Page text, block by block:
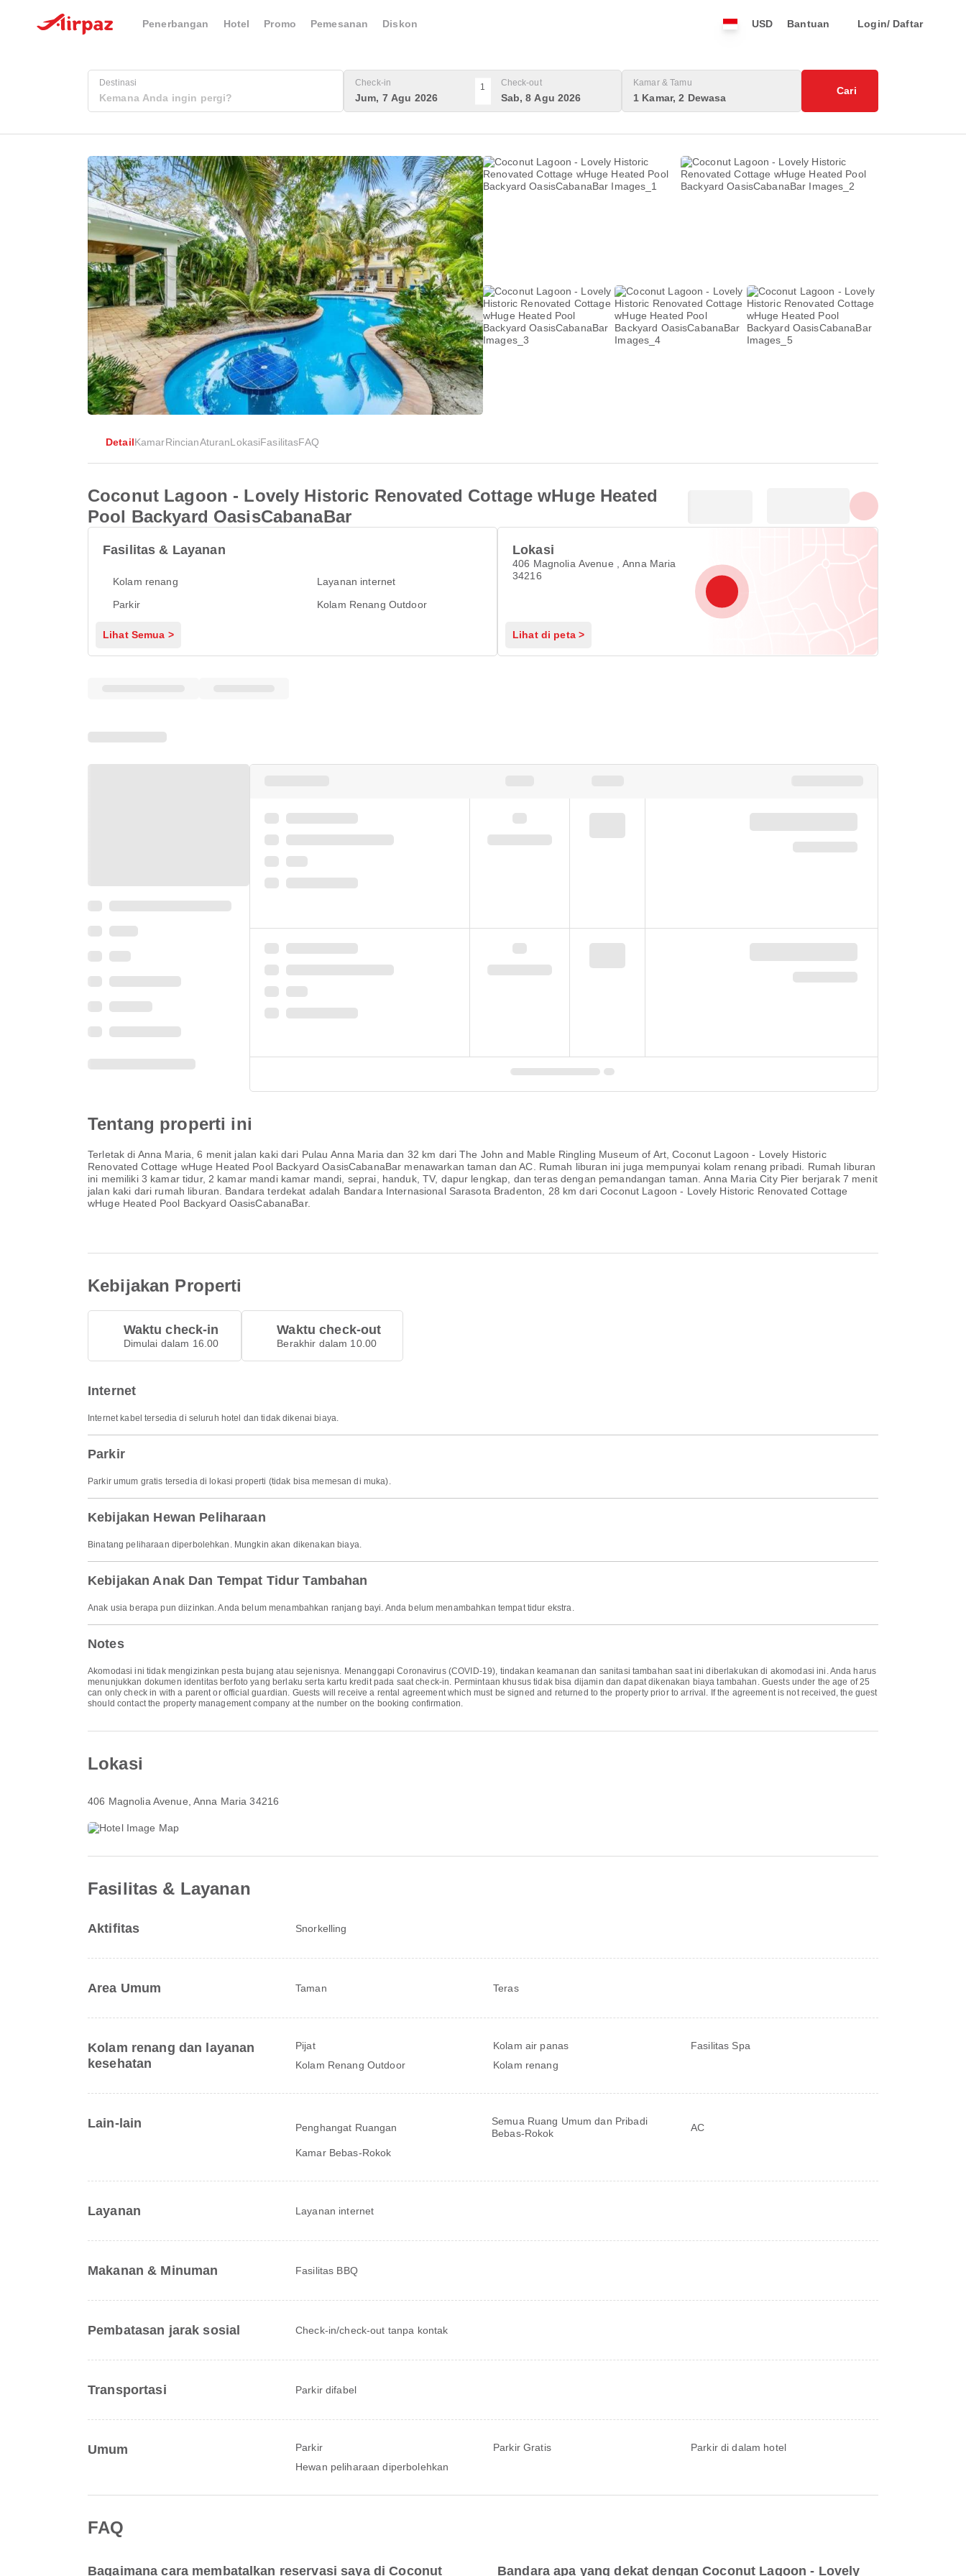
Penerbangan Hotel Promo Pemesanan Diskon USD Bantuan Login/ Daftar
Destinasi Check-in
Jum, 7 Agu 2026
1 Check-out
Sab, 8 Agu 2026
Kamar & Tamu
1 Kamar, 2 Dewasa
Cari
DetailKamarRincianAturanLokasiFasilitasFAQ
Coconut Lagoon - Lovely Historic Renovated Cottage wHuge Heated
Pool Backyard OasisCabanaBar
Fasilitas & Layanan
Kolam renang
Layanan internet
Parkir
Kolam Renang Outdoor
Lihat Semua >
Lokasi
406 Magnolia Avenue , Anna Maria
34216
Lihat di peta >
Tentang properti ini
Terletak di Anna Maria, 6 menit jalan kaki dari Pulau Anna Maria dan 32 km dari The John and Mable Ringling Museum of Art, Coconut Lagoon - Lovely Historic
Renovated Cottage wHuge Heated Pool Backyard OasisCabanaBar menawarkan taman dan AC. Rumah liburan ini juga mempunyai kolam renang pribadi. Rumah liburan
ini memiliki 3 kamar tidur, 2 kamar mandi kamar mandi, seprai, handuk, TV, dapur lengkap, dan teras dengan pemandangan taman. Anna Maria City Pier berjarak 7 menit
jalan kaki dari rumah liburan. Bandara terdekat adalah Bandara Internasional Sarasota Bradenton, 28 km dari Coconut Lagoon - Lovely Historic Renovated Cottage
wHuge Heated Pool Backyard OasisCabanaBar.
Kebijakan Properti
Waktu check-in
Dimulai dalam 16.00
Waktu check-out
Berakhir dalam 10.00
Internet
Internet kabel tersedia di seluruh hotel dan tidak dikenai biaya.
Parkir
Parkir umum gratis tersedia di lokasi properti (tidak bisa memesan di muka).
Kebijakan Hewan Peliharaan
Binatang peliharaan diperbolehkan. Mungkin akan dikenakan biaya.
Kebijakan Anak Dan Tempat Tidur Tambahan
Anak usia berapa pun diizinkan. Anda belum menambahkan ranjang bayi. Anda belum menambahkan tempat tidur ekstra.
Notes
Akomodasi ini tidak mengizinkan pesta bujang atau sejenisnya. Menanggapi Coronavirus (COVID-19), tindakan keamanan dan sanitasi tambahan saat ini diberlakukan di akomodasi ini. Anda harus
menunjukkan dokumen identitas berfoto yang berlaku serta kartu kredit pada saat check-in. Permintaan khusus tidak bisa dijamin dan dapat dikenakan biaya tambahan. Guests under the age of 25
can only check in with a parent or official guardian. Guests will receive a rental agreement which must be signed and returned to the property prior to arrival. If the agreement is not received, the guest
should contact the property management company at the number on the booking confirmation.
Lokasi
406 Magnolia Avenue , Anna Maria 34216
Fasilitas & Layanan
Aktifitas Snorkelling
Area Umum Taman Teras
Kolam renang dan layanan
kesehatan
Pijat Kolam air panas
Fasilitas Spa
Kolam Renang Outdoor
Kolam renang
Lain-lain Penghangat Ruangan
Semua Ruang Umum dan Pribadi
Bebas-Rokok
AC
Kamar Bebas-Rokok
Layanan Layanan internet
Makanan & Minuman Fasilitas BBQ
Pembatasan jarak sosial Check-in/check-out tanpa kontak
Transportasi Parkir difabel
Umum Parkir Parkir Gratis
Parkir di dalam hotel
Hewan peliharaan diperbolehkan
FAQ
Bagaimana cara membatalkan reservasi saya di Coconut Bandara apa yang dekat dengan Coconut Lagoon - Lovely